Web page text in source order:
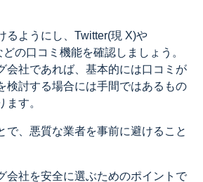
るようにし、Twitter(現 X)や
の口コミ機能を確認しましょう。
会社であれば、基本的には口コミが
検討する場合には手間ではあるもの
す。
で、悪質な業者を事前に避けること
会社を安全に選ぶためのポイントで